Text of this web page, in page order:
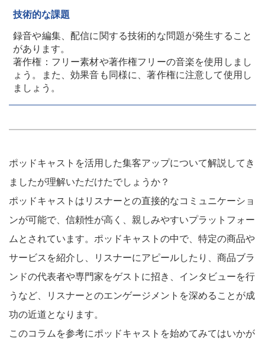
技術的な課題
録音や編集、配信に関する技術的な問題が発生すること
があります。
著作権：フリー素材や著作権フリーの音楽を使用しまし
ょう。また、効果音も同様に、著作権に注意して使用し
ましょう。
ポッドキャストを活用した集客アップについて解説してき
ましたが理解いただけたでしょうか？
ポッドキャストはリスナーとの直接的なコミュニケーショ
ンが可能で、信頼性が高く、親しみやすいプラットフォー
ムとされています。ポッドキャストの中で、特定の商品や
サービスを紹介し、リスナーにアピールしたり、商品ブラ
ンドの代表者や専門家をゲストに招き、インタビューを行
うなど、リスナーとのエンゲージメントを深めることが成
功の近道となります。
このコラムを参考にポッドキャストを始めてみてはいかが